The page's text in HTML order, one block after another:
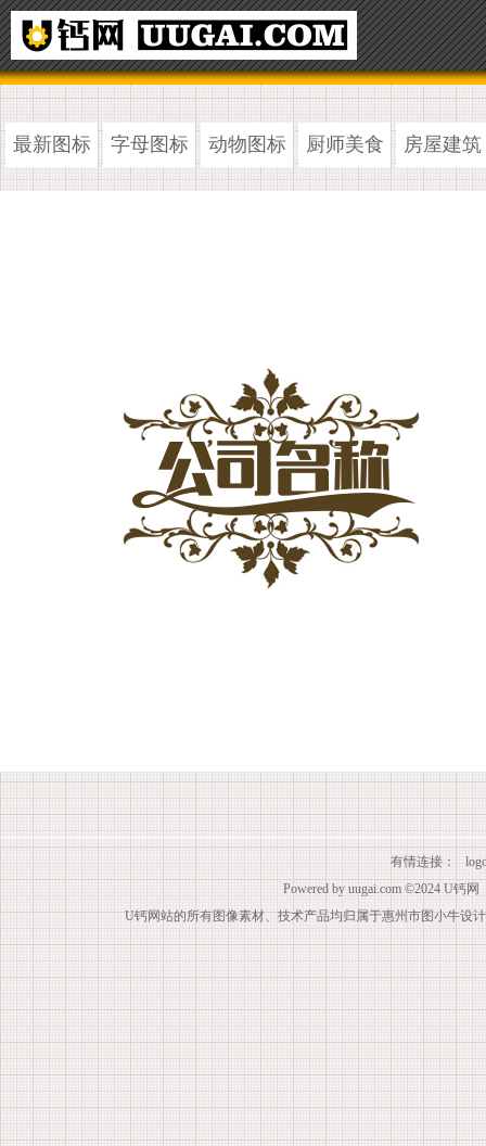
最新图标 字母图标 动物图标 厨师美食 房屋建筑
有情连接：
Powered by uugai.com ©2024 U钙网
U钙网站的所有图像素材、技术产品均归属于惠州市图小牛设